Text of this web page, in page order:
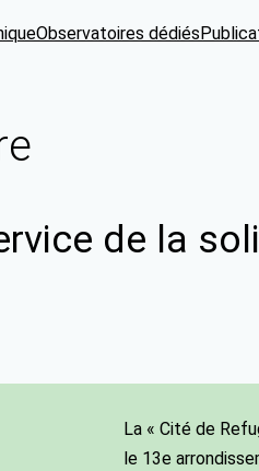
Observatoires dédiés
de la
La « Cité de
le 13e